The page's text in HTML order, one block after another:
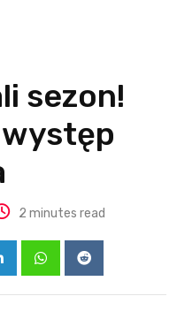
sezon!
2 minutes read
LinkedInWhatsappReddit